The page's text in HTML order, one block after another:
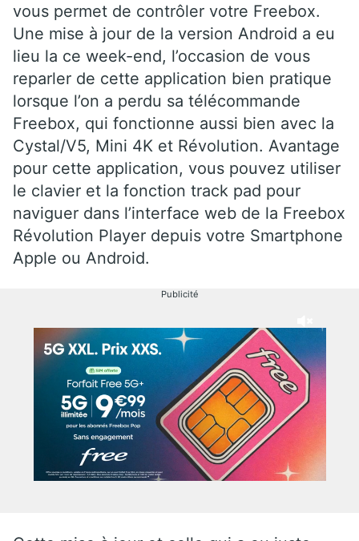
vous permet de contrôler votre Freebox.
Une mise à jour de la version Android a eu
lieu la ce week-end, l’occasion de vous
reparler de cette application bien pratique
lorsque l’on a perdu sa télécommande
Freebox, qui fonctionne aussi bien avec la
Cystal/V5, Mini 4K et Révolution. Avantage
pour cette application, vous pouvez utiliser
le clavier et la fonction track pad pour
naviguer dans l’interface web de la Freebox
Révolution Player depuis votre Smartphone
Apple ou Android.
Publicité